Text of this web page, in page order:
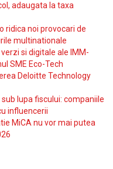
adaugata la taxa
ridica noi provocari de
multinationale
si digitale ale IMM-
SME Eco-Tech
Deloitte Technology
lupa fiscului: companiile
influencerii
MiCA nu vor mai putea